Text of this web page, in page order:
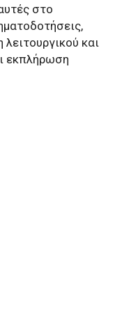
στο
και
εκπλήρωση